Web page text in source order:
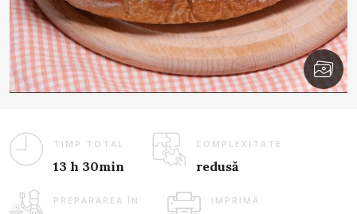
TIMP TOTAL
13 h 30min
COMPLEXITATE
redusă
PREPARAREA ÎN IMPRIMĂ